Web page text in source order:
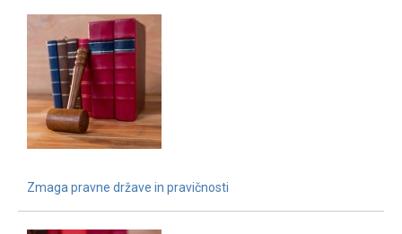
Zmaga pravne države in pravičnosti